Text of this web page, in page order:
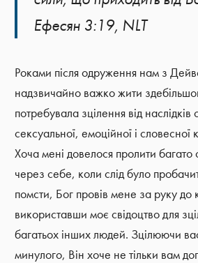
Ефесян 3:19, NLT
Роками після одруження нам з
надзвичайно важко жити
потребувала зцілення від
сексуальної, емоційної і словесної
Хоча мені довелося пролити багато
через себе, коли слід було
помсти, Бог провів мене за руку до
використавши моє свідоцтво для
багатьох інших людей. Зцілюючи
минулого, Він хоче не тільки вам